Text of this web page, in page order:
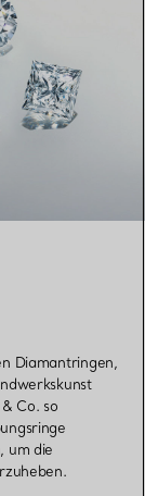
Diamantringen,
Co. so
um die